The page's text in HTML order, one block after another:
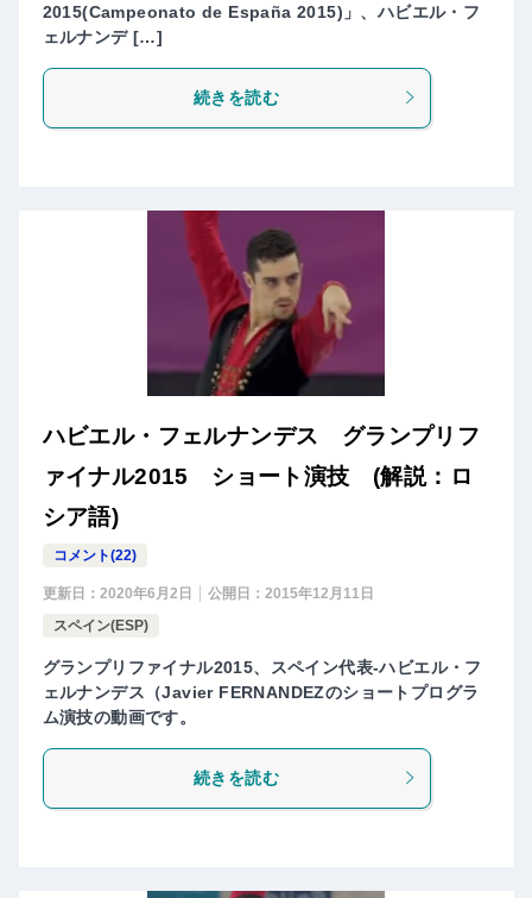
2015(Campeonato de España 2015)」、ハビエル・フ
ェルナンデ […]
続きを読む
ハビエル・フェルナンデス グランプリフ
ァイナル2015 ショート演技 (解説：ロ
シア語)
コメント(22)
更新日： 2020年6月2日 公開日： 2015年12月11日
スペイン(ESP)
グランプリファイナル2015、スペイン代表-ハビエル・フ
ェルナンデス（Javier FERNANDEZのショートプログラ
ム演技の動画です。
続きを読む